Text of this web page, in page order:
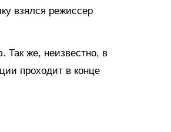
взялся режиссер
Так же, неизвестно, в
проходит в конце